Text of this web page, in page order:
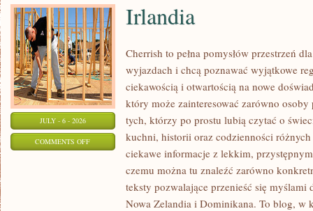
JULY - 6 - 2026
COMMENTS OFFON
Irlandia
Cherrish to pełna pomysłów przestrzeń
wyjazdach i chcą poznawać wyjątkowe
ciekawością i otwartością na nowe
który może zainteresować zarówno
tych, którzy po prostu lubią czytać o
kuchni, historii oraz codzienności
ciekawe informacje z lekkim,
czemu można tu znaleźć zarówno
teksty pozwalające przenieść się myślami
Nowa Zelandia i Dominikana. To blog, w